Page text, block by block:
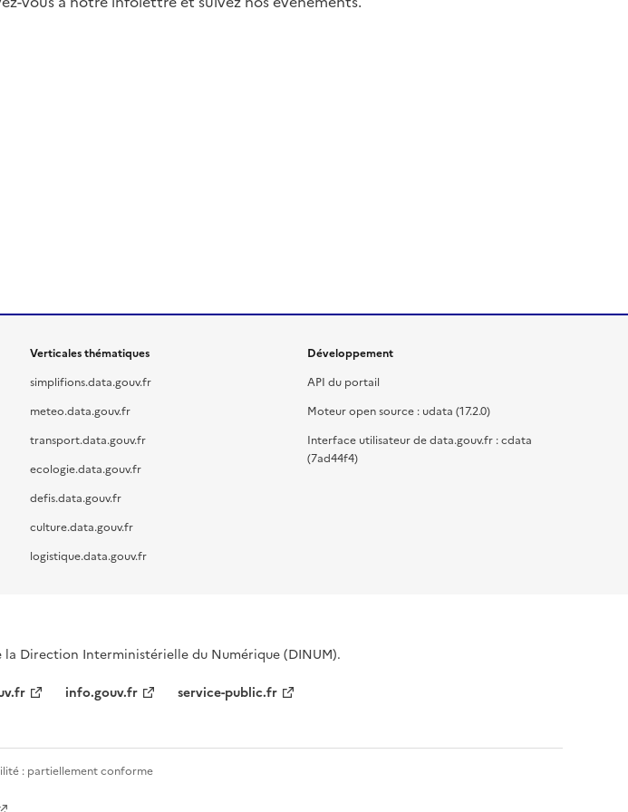
Verticales thématiques
simplifions.data.gouv.fr
meteo.data.gouv.fr
transport.data.gouv.fr
ecologie.data.gouv.fr
defis.data.gouv.fr
culture.data.gouv.fr
logistique.data.gouv.fr
Développement
API du portail
Moteur open source : udata (17.2.0)
Interface utilisateur de data.gouv.fr : cdata
(7ad44f4)
la Direction Interministérielle du Numérique (DINUM).
info.gouv.fr service-public.fr
: partiellement conforme